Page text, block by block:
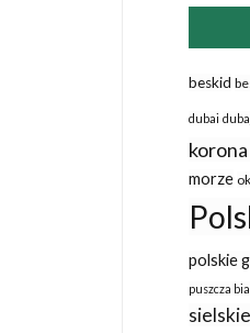
beskid
dubai
morze
polskie
puszcza